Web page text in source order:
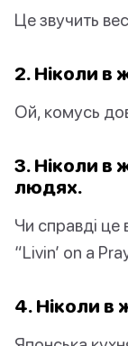
Це звучить
2. Ніколи в
Ой, комусь
3. Ніколи в
людях.
Чи справді це
“Livin’ on a
4. Ніколи в